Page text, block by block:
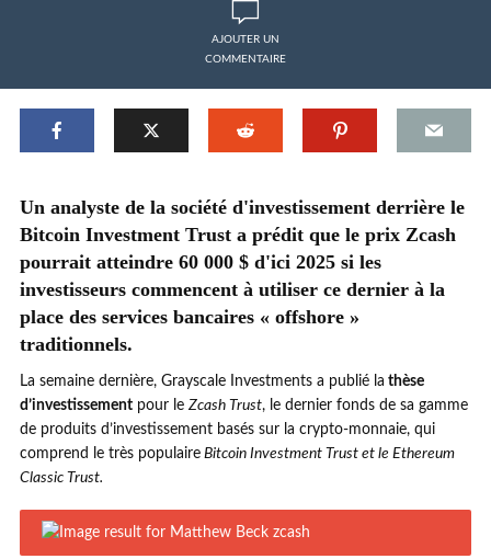
AJOUTER UN
COMMENTAIRE
Un analyste de la société d'investissement derrière le
Bitcoin Investment Trust a prédit que le prix Zcash
pourrait atteindre 60 000 $ d'ici 2025 si les
investisseurs commencent à utiliser ce dernier à la
place des services bancaires « offshore »
traditionnels.
La semaine dernière, Grayscale Investments a publié la thèse
d’investissement pour le Zcash Trust, le dernier fonds de sa gamme
de produits d’investissement basés sur la crypto-monnaie, qui
comprend le très populaire Bitcoin Investment Trust et le Ethereum
Classic Trust.